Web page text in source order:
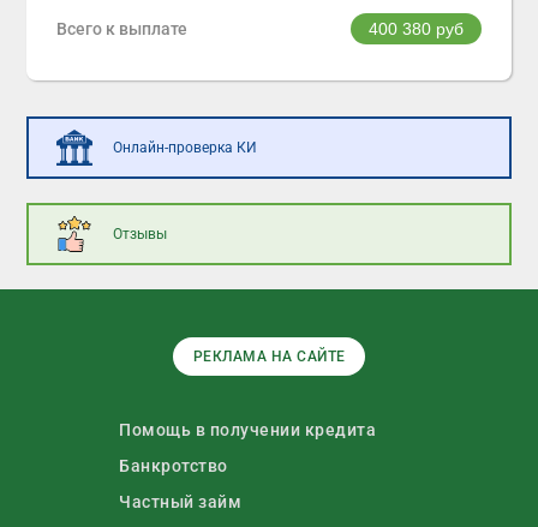
Всего к выплате 400 380руб
Онлайн-проверка КИ
Отзывы
РЕКЛАМА НА САЙТЕ
Помощь в получении кредита
Банкротство
Частный займ